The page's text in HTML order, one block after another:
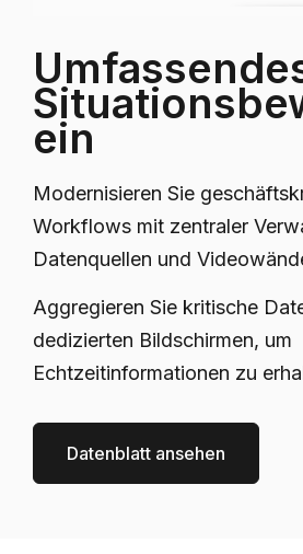
ein
Modernisieren Sie
Workflows mit zentraler
Datenquellen und
Aggregieren Sie kritische
dedizierten Bildschirmen, um
Echtzeitinformationen zu
Datenblatt ansehen